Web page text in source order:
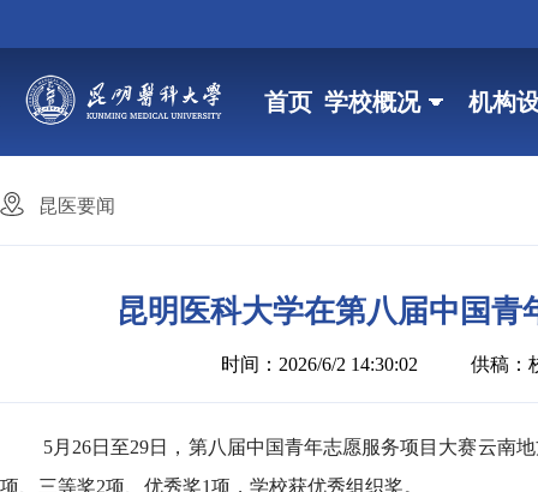
首页 学校概况 机构
昆医要闻
昆明医科大学在第八届中国
时间：2026/6/2 14:30:02 供稿：
5月26日至29日，第八届中国青年志愿服务项目大赛云南
项、三等奖2项、优秀奖1项，学校获优秀组织奖。